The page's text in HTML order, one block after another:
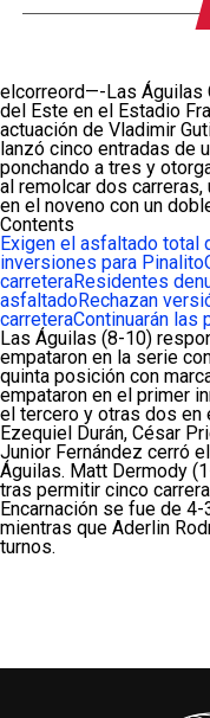
elcorreord—-Las Águilas
del Este en el Estadio
actuación de Vladimir
lanzó cinco entradas de
ponchando a tres y
al remolcar dos
en el noveno con un
Contents
Exigen el asfaltado total
inversiones para Pinalito
carreteraResidentes
asfaltadoRechazan
carreteraContinuarán las
Las Águilas (8-10)
empataron en la serie
quinta posición con
empataron en el primer
el tercero y otras dos en
Ezequiel Durán, César
Junior Fernández cerró
Águilas. Matt Dermody
tras permitir cinco
Encarnación se fue de
mientras que Aderlin
turnos.